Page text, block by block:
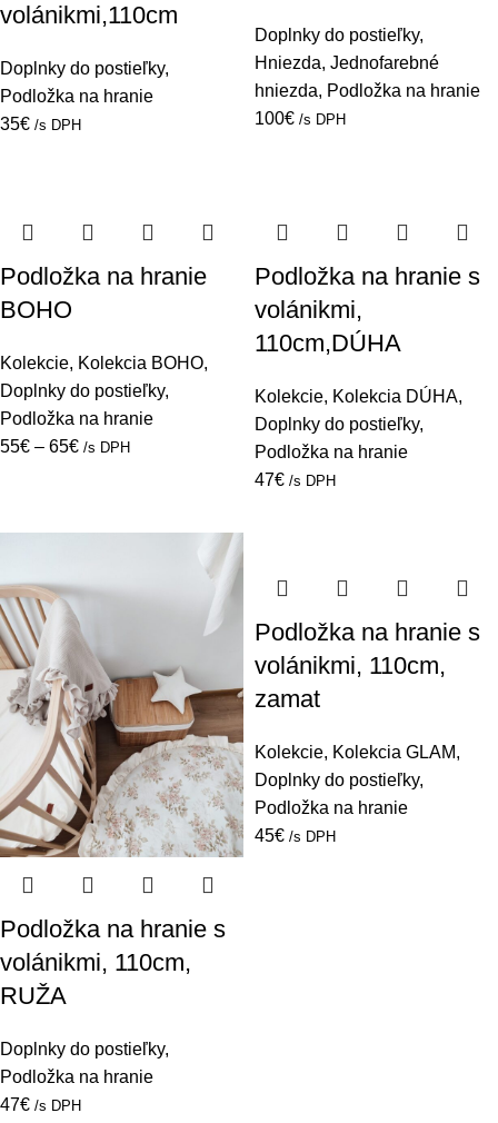
volánikmi,110cm
Doplnky do postieľky,
Podložka na hranie
35€ /s DPH
Doplnky do postieľky,
Hniezda, Jednofarebné
hniezda, Podložka na hranie
100€ /s DPH
Podložka na hranie
BOHO
Kolekcie, Kolekcia BOHO,
Doplnky do postieľky,
Podložka na hranie
55€ – 65€ /s DPH
Podložka na hranie s
volánikmi,
110cm,DÚHA
Kolekcie, Kolekcia DÚHA,
Doplnky do postieľky,
Podložka na hranie
47€ /s DPH
Podložka na hranie s
volánikmi, 110cm,
RUŽA
Doplnky do postieľky,
Podložka na hranie
47€ /s DPH
Podložka na hranie s
volánikmi, 110cm,
zamat
Kolekcie, Kolekcia GLAM,
Doplnky do postieľky,
Podložka na hranie
45€ /s DPH